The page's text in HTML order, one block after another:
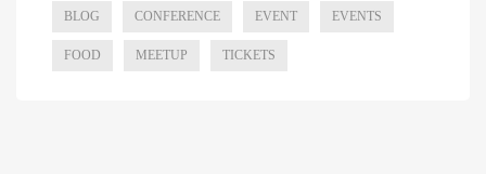
BLOG CONFERENCE EVENT EVENTS
FOOD MEETUP TICKETS